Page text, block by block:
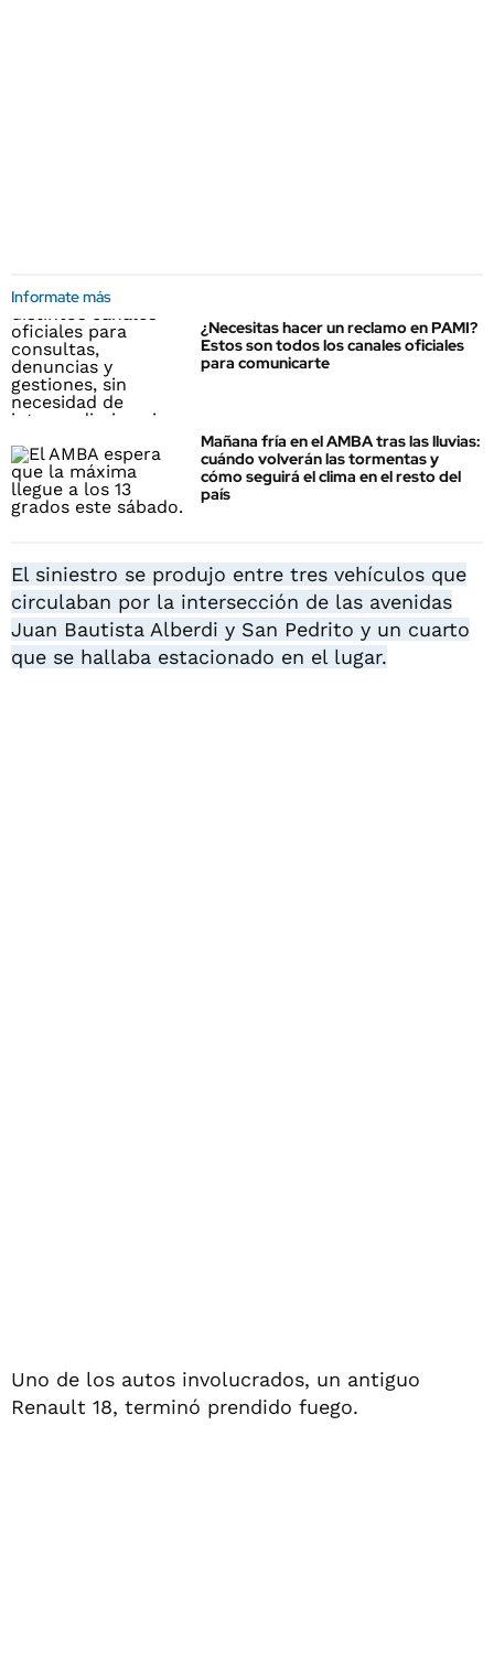
Informate más
¿Necesitas hacer un reclamo en PAMI?
Estos son todos los canales oficiales
para comunicarte
Mañana fría en el AMBA tras las lluvias:
cuándo volverán las tormentas y
cómo seguirá el clima en el resto del
país
El siniestro se produjo entre tres vehículos que
circulaban por la intersección de las avenidas
Juan Bautista Alberdi y San Pedrito y un cuarto
que se hallaba estacionado en el lugar.
Uno de los autos involucrados, un antiguo
Renault 18, terminó prendido fuego.